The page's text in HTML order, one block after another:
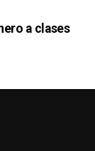
a clases